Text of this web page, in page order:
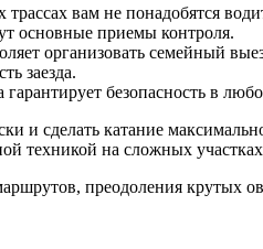
вам не понадобятся
основные приемы контроля.
организовать семейный
заезда.
безопасность в
и сделать катание
техникой на сложных
преодоления крутых